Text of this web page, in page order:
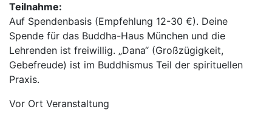
Teilnahme:
Auf Spendenbasis (Empfehlung 12-30 €). Deine
Spende für das Buddha-Haus München und die
Lehrenden ist freiwillig. „Dana“ (Großzügigkeit,
Gebefreude) ist im Buddhismus Teil der spirituellen
Praxis.
Vor Ort Veranstaltung